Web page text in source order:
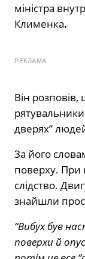
міністра
Клименка.
РЕКЛАМА
Він
рятувальники
дверях”
За його
поверху. При
слідство.
знайшли
“Вибух був
поверхи й